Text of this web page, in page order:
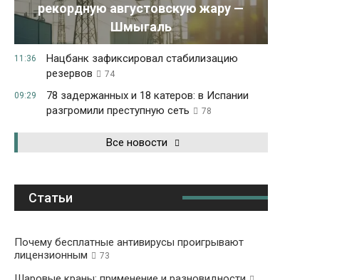
рекордную августовскую жару —
Шмыгаль
11:36
Нацбанк зафиксировал стабилизацию
резервов
74
09:29
78 задержанных и 18 катеров: в Испании
разгромили преступную сеть
78
Все новости
Статьи
Почему бесплатные антивирусы проигрывают
лицензионным
73